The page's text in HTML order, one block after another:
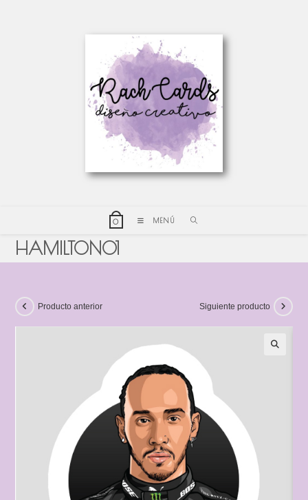
0 MENÚ
HAMILTON01
Producto anterior Siguiente producto